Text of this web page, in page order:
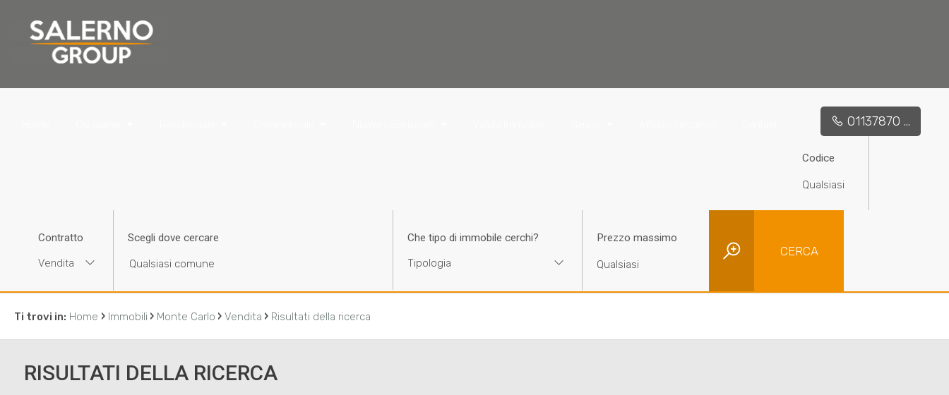
01137870 ...
Codice
Contratto
Vendita
Scegli dove cercare Che tipo di immobile cerchi? Prezzo massimo
CERCA
Ti trovi in: Home › Immobili › Monte Carlo › Vendita › Risultati della ricerca
RISULTATI DELLA RICERCA